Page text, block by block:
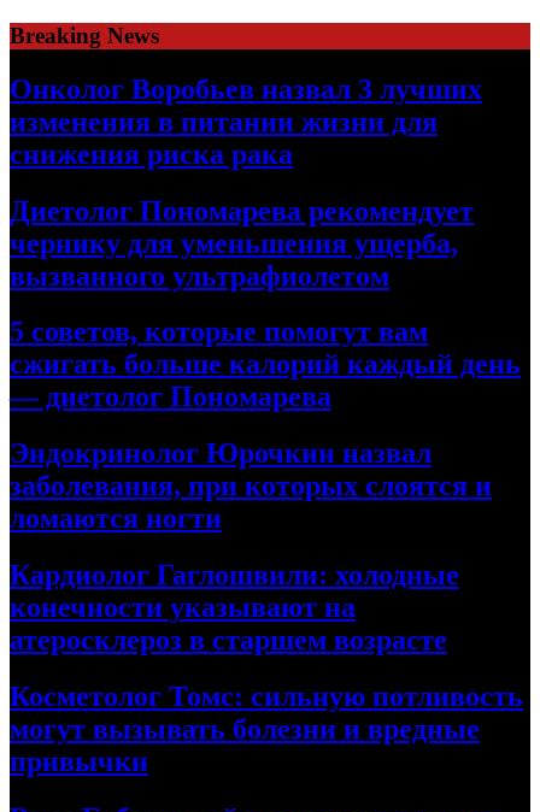
Skip
to
content
Breaking News
Онколог Воробьев назвал 3 лучших
изменения в питании жизни для
снижения риска рака
Диетолог Пономарева рекомендует
чернику для уменьшения ущерба,
вызванного ультрафиолетом
5 советов, которые помогут вам
сжигать больше калорий каждый день
— диетолог Пономарева
Эндокринолог Юрочкин назвал
заболевания, при которых слоятся и
ломаются ногти
Кардиолог Гаглошвили: холодные
конечности указывают на
атеросклероз в старшем возрасте
Косметолог Томс: сильную потливость
могут вызывать болезни и вредные
привычки